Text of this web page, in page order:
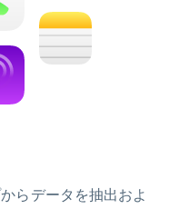
らデータを抽出およ